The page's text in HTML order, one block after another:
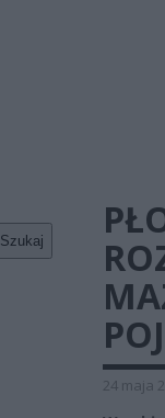
Szukaj
24 maja